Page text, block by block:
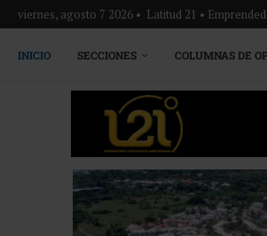
viernes, agosto 7 2026 • Latitud 21 •
INICIO SECCIONES COLUMNAS DE